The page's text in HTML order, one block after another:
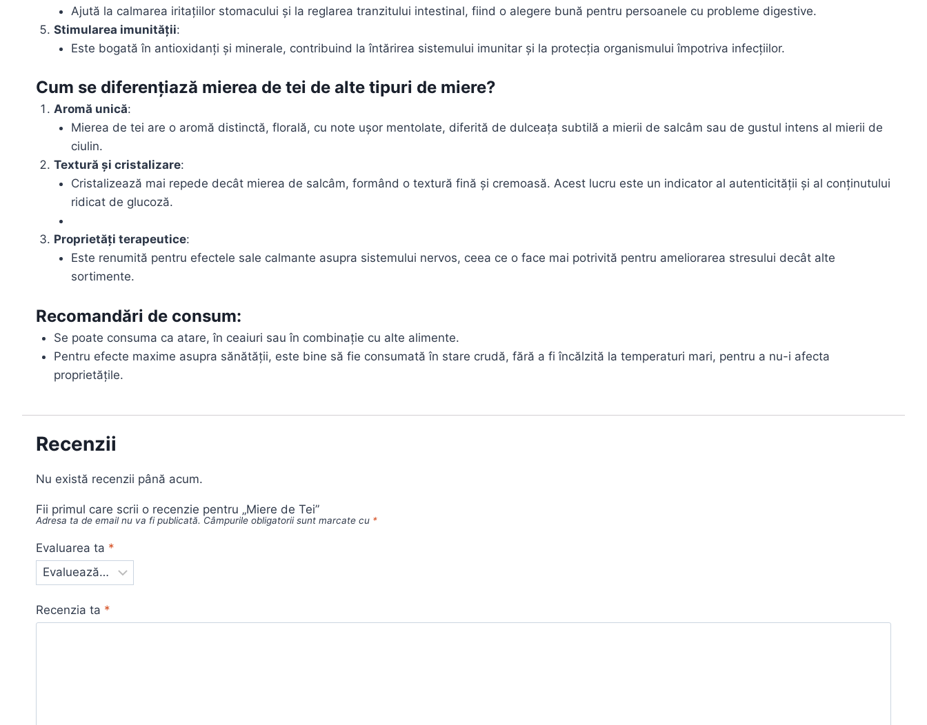
Ajută la calmarea iritațiilor stomacului și la reglarea tranzitului intestinal, fiind o alegere bună pentru persoanele cu probleme digestive.
Stimularea imunității:
Este bogată în antioxidanți și minerale, contribuind la întărirea sistemului imunitar și la protecția organismului împotriva infecțiilor.
Cum se diferențiază mierea de tei de alte tipuri de miere?
Aromă unică:
Mierea de tei are o aromă distinctă, florală, cu note ușor mentolate, diferită de dulceața subtilă a mierii de salcâm sau de gustul intens al mierii de
ciulin.
Textură și cristalizare:
Cristalizează mai repede decât mierea de salcâm, formând o textură fină și cremoasă. Acest lucru este un indicator al autenticității și al conținutului
ridicat de glucoză.
Proprietăți terapeutice:
Este renumită pentru efectele sale calmante asupra sistemului nervos, ceea ce o face mai potrivită pentru ameliorarea stresului decât alte
sortimente.
Recomandări de consum:
Se poate consuma ca atare, în ceaiuri sau în combinație cu alte alimente.
Pentru efecte maxime asupra sănătății, este bine să fie consumată în stare crudă, fără a fi încălzită la temperaturi mari, pentru a nu-i afecta
proprietățile.
Recenzii
Nu există recenzii până acum.
Fii primul care scrii o recenzie pentru „Miere de Tei”
Adresa ta de email nu va fi publicată. Câmpurile obligatorii sunt marcate cu *
Evaluarea ta *
Recenzia ta *